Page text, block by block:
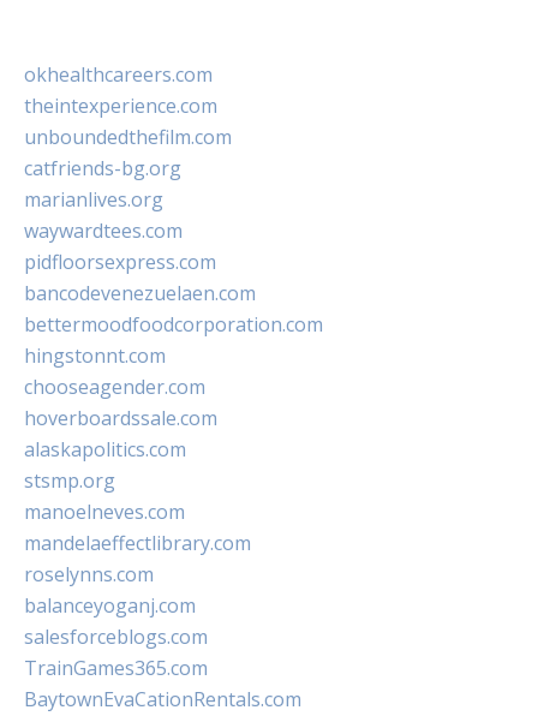
okhealthcareers.com
theintexperience.com
unboundedthefilm.com
catfriends-bg.org
marianlives.org
waywardtees.com
pidfloorsexpress.com
bancodevenezuelaen.com
bettermoodfoodcorporation.com
hingstonnt.com
chooseagender.com
hoverboardssale.com
alaskapolitics.com
stsmp.org
manoelneves.com
mandelaeffectlibrary.com
roselynns.com
balanceyoganj.com
salesforceblogs.com
TrainGames365.com
BaytownEvaCationRentals.com